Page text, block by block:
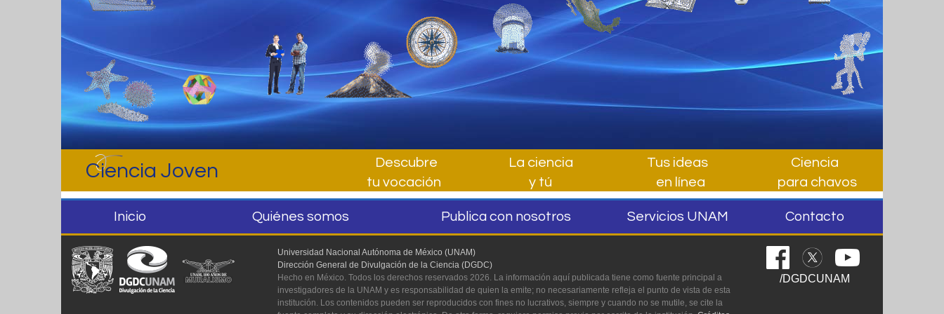
Ciencia Joven
Descubre
tu vocación
La ciencia
y tú
Tus ideas
en línea
Ciencia
para chavos
Inicio Quiénes somos Publica con nosotros Servicios UNAM Contacto
Universidad Nacional Autónoma de México (UNAM)
Dirección General de Divulgación de la Ciencia (DGDC)
Hecho en México. Todos los derechos reservados 2026. La información aquí publicada tiene como fuente principal a
investigadores de la UNAM y es responsabilidad de quien la emite; no necesariamente refleja el punto de vista de esta
institución. Los contenidos pueden ser reproducidos con fines no lucrativos, siempre y cuando no se mutile, se cite la
/DGDCUNAM